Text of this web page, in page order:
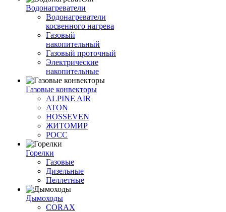
Водонагреватели
Водонагреватели
косвенного нагрева
Газовый
накопительный
Газовый проточный
Электрические
накопительные
Газовые конвекторы
ALPINE AIR
ATON
HOSSEVEN
ЖИТОМИР
РОСС
Горелки
Газовые
Дизельные
Пеллетные
Дымоходы
CORAX